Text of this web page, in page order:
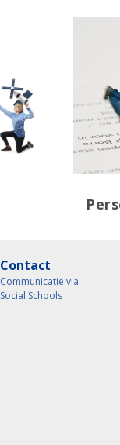
Contact
Communicatie via
Social Schools